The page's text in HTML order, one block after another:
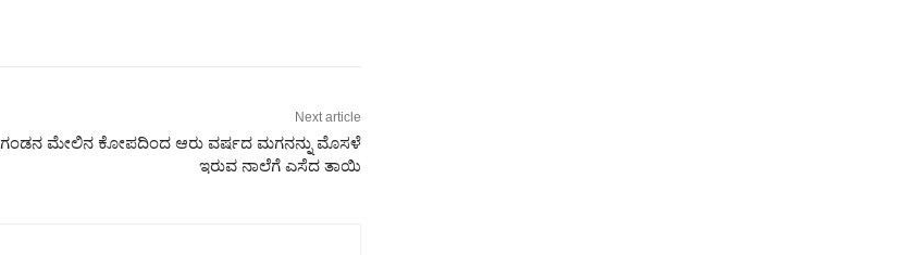
Next article
ಗಂಡನ ಮೇಲಿನ ಕೋಪದಿಂದ ಆರು ವರ್ಷದ ಮಗನನ್ನು ಮೊಸಳೆ
ಇರುವ ನಾಲೆಗೆ ಎಸೆದ ತಾಯಿ